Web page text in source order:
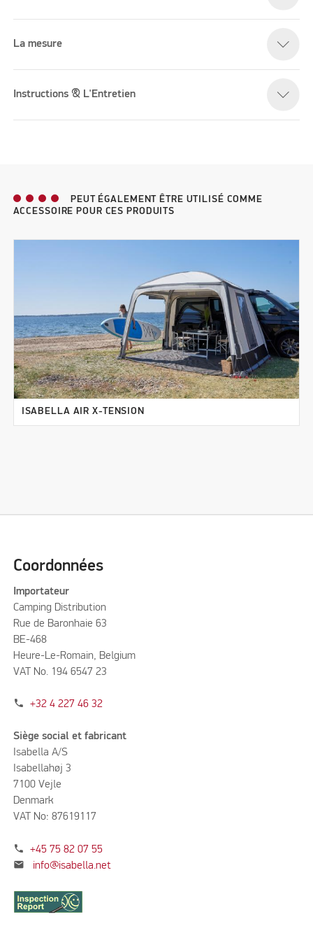
La mesure
Instructions & L'Entretien
PEUT ÉGALEMENT ÊTRE UTILISÉ COMME
ACCESSOIRE POUR CES PRODUITS
ISABELLA AIR X-TENSION
Coordonnées
Importateur
Camping Distribution
Rue de Baronhaie 63
BE-468
Heure-Le-Romain, Belgium
VAT No. 194 6547 23
phone +32 4 227 46 32
Siège social et fabricant
Isabella A/S
Isabellahøj 3
7100 Vejle
Denmark
VAT No: 87619117
phone +45 75 82 07 55
mail info@isabella.net